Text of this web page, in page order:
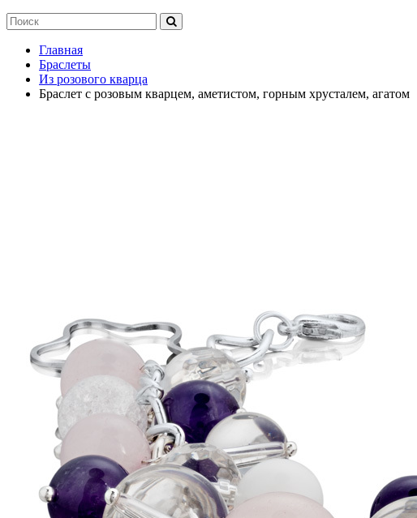
Главная
Браслеты
Из розового кварца
Браслет с розовым кварцем, аметистом, горным хрусталем, агатом